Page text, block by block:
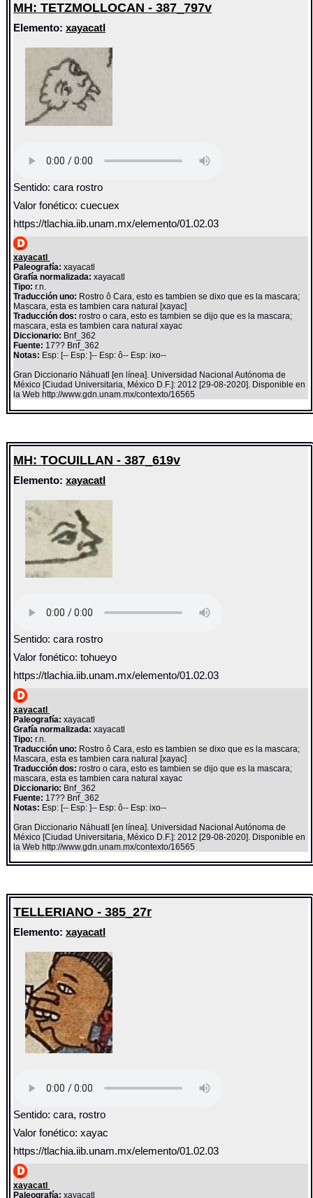
MH: TETZMOLLOCAN - 387_797v
Elemento:xayacatl
Sentido: cara rostro
Valor fonético: cuecuex
https://tlachia.iib.unam.mx/elemento/01.02.03
xayacatl
Paleografía: xayacatl
Grafía normalizada: xayacatl
Tipo: r.n.
Traducción uno: Rostro ô Cara, esto es tambien se dixo que es la mascara;
Mascara, esta es tambien cara natural [xayac]
Traducción dos: rostro o cara, esto es tambien se dijo que es la mascara;
mascara, esta es tambien cara natural xayac
Diccionario: Bnf_362
Fuente: 17?? Bnf_362
Notas: Esp: [-- Esp: ]-- Esp: ô-- Esp: ixo--
Gran Diccionario Náhuatl [en línea]. Universidad Nacional Autónoma de
México [Ciudad Universitaria, México D.F.]: 2012 [29-08-2020]. Disponible en
la Web http://www.gdn.unam.mx/contexto/16565
MH: TOCUILLAN - 387_619v
Elemento:xayacatl
Sentido: cara rostro
Valor fonético: tohueyo
https://tlachia.iib.unam.mx/elemento/01.02.03
xayacatl
Paleografía: xayacatl
Grafía normalizada: xayacatl
Tipo: r.n.
Traducción uno: Rostro ô Cara, esto es tambien se dixo que es la mascara;
Mascara, esta es tambien cara natural [xayac]
Traducción dos: rostro o cara, esto es tambien se dijo que es la mascara;
mascara, esta es tambien cara natural xayac
Diccionario: Bnf_362
Fuente: 17?? Bnf_362
Notas: Esp: [-- Esp: ]-- Esp: ô-- Esp: ixo--
Gran Diccionario Náhuatl [en línea]. Universidad Nacional Autónoma de
México [Ciudad Universitaria, México D.F.]: 2012 [29-08-2020]. Disponible en
la Web http://www.gdn.unam.mx/contexto/16565
TELLERIANO - 385_27r
Elemento:xayacatl
Sentido: cara, rostro
Valor fonético: xayac
https://tlachia.iib.unam.mx/elemento/01.02.03
xayacatl
Paleografía: xayacatl